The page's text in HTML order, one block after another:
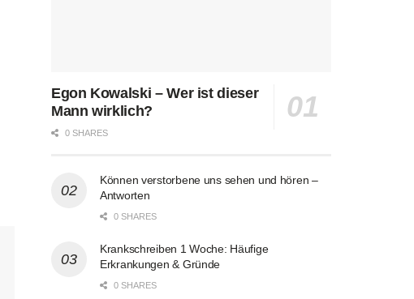
Egon Kowalski – Wer ist dieser
Mann wirklich?
0 SHARES
Können verstorbene uns sehen und hören –
Antworten
0 SHARES
Krankschreiben 1 Woche: Häufige
Erkrankungen & Gründe
0 SHARES